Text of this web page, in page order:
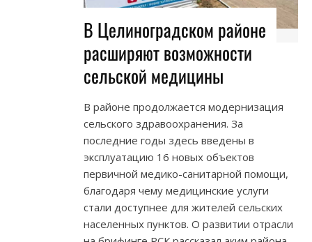
В Целиноградском районе
расширяют возможности
сельской медицины
В районе продолжается модернизация
сельского здравоохранения. За
последние годы здесь введены в
эксплуатацию 16 новых объектов
первичной медико-санитарной помощи,
благодаря чему медицинские услуги
стали доступнее для жителей сельских
населенных пунктов. О развитии отрасли